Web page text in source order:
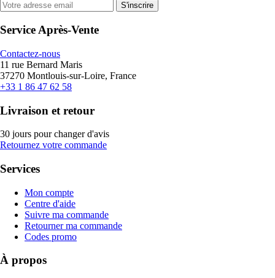
S'inscrire
Service Après-Vente
Contactez-nous
11 rue Bernard Maris
37270 Montlouis-sur-Loire, France
+33 1 86 47 62 58
Livraison et retour
30 jours pour changer d'avis
Retournez votre commande
Services
Mon compte
Centre d'aide
Suivre ma commande
Retourner ma commande
Codes promo
À propos